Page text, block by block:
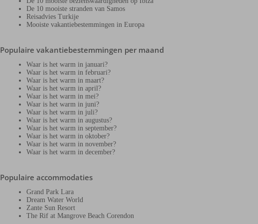
De 10 mooiste stranden van Samos
Reisadvies Turkije
Mooiste vakantiebestemmingen in Europa
Populaire vakantiebestemmingen per maand
Waar is het warm in januari?
Waar is het warm in februari?
Waar is het warm in maart?
Waar is het warm in april?
Waar is het warm in mei?
Waar is het warm in juni?
Waar is het warm in juli?
Waar is het warm in augustus?
Waar is het warm in september?
Waar is het warm in oktober?
Waar is het warm in november?
Waar is het warm in december?
Populaire accommodaties
Grand Park Lara
Dream Water World
Zante Sun Resort
The Rif at Mangrove Beach Corendon